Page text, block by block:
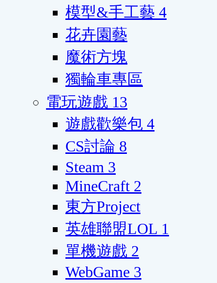
模型&手工藝 4
花卉園藝
魔術方塊
獨輪車專區
電玩遊戲 13
遊戲歡樂包 4
CS討論 8
Steam 3
MineCraft 2
東方Project
英雄聯盟LOL 1
單機遊戲 2
WebGame 3